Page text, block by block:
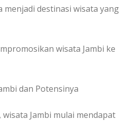
menjadi destinasi wisata yang
wisata Jambi ke
dan Potensinya
Jambi mulai mendapat